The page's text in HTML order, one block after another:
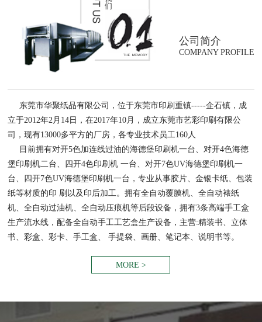
公司简介
COMPANY PROFILE
东莞市华聚纸品有限公司，位于东莞市印刷重镇-----企石镇，成
立于2012年2月14日，在2017年10月，成立东莞市艺彩印刷有限公
司，现有13000多平方的厂房，各专业技术员工160人
目前拥有对开5色加连线过油的海德堡印刷机一台、对开4色海德
堡印刷机二台、四开4色印刷机 一台、对开7色UV海德堡印刷机一
台、四开7色UV海德堡印刷机一台，专业从事胶片、金银卡纸、包装
纸等材质的印 刷以及印后加工。拥有全自动覆膜机、全自动裱纸
机、全自动过油机、全自动压痕机等后段设备，拥有3条高端手工盒
生产流水线，配备全自动手工工艺盒生产设备，主营:精装书、立体
书、彩盒、彩卡、手工盒、 手提袋、画册、笔记本、说明书等。
MORE >